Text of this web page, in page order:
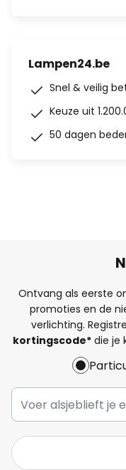
Lampen24.be
Snel & veilig
Keuze uit
50 dagen
Ontvang als eerste
promoties en de
verlichting.
kortingscode*die je